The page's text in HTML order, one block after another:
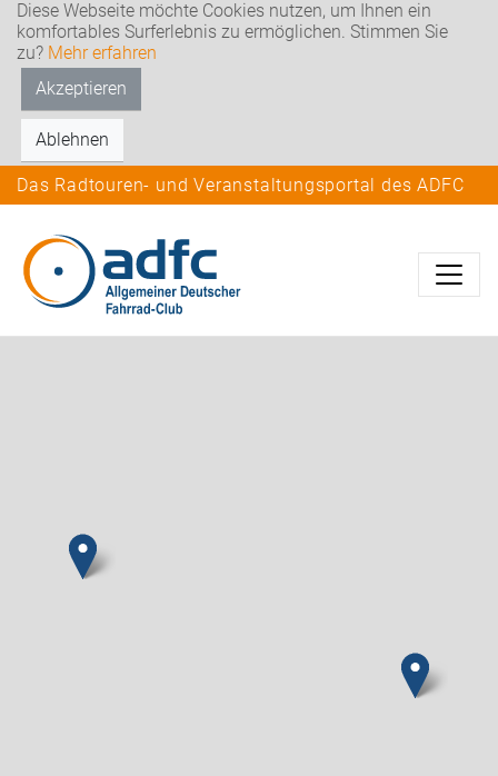
Diese Webseite möchte Cookies nutzen, um Ihnen ein
komfortables Surferlebnis zu ermöglichen. Stimmen Sie
zu? Mehr erfahren
Akzeptieren
Ablehnen
Das Radtouren- und Veranstaltungsportal des ADFC